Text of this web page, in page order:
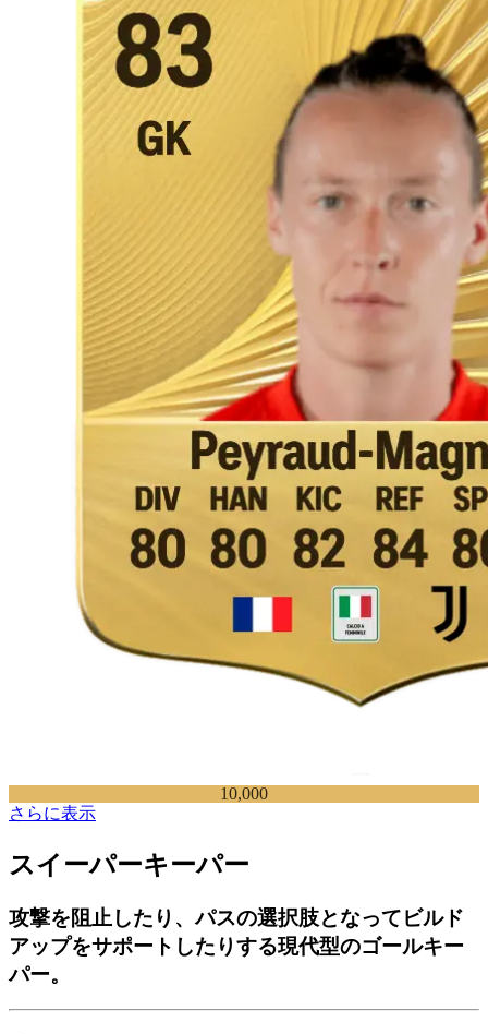
10,000
さらに表示
スイーパーキーパー
攻撃を阻止したり、パスの選択肢となってビルド
アップをサポートしたりする現代型のゴールキー
パー。